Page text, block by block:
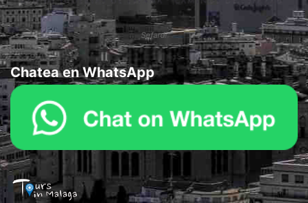
Sefardí
Chatea en WhatsApp